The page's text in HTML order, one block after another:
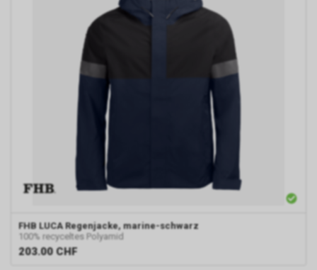
FHB LUCA Regenjacke, marine-schwarz
100% recyceltes Polyamid
203.00 CHF